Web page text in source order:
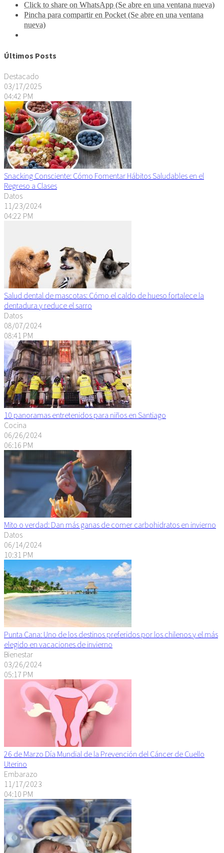
Click to share on WhatsApp (Se abre en una ventana nueva)
Pincha para compartir en Pocket (Se abre en una ventana
nueva)
Últimos Posts
Destacado
03/17/2025
04:42 PM
Snacking Consciente: Cómo Fomentar Hábitos Saludables en el
Regreso a Clases
Datos
11/23/2024
04:22 PM
Salud dental de mascotas: Cómo el caldo de hueso fortalece la
dentadura y reduce el sarro
Datos
08/07/2024
08:41 PM
10 panoramas entretenidos para niños en Santiago
Cocina
06/26/2024
06:16 PM
Mito o verdad: Dan más ganas de comer carbohidratos en invierno
Datos
06/14/2024
10:31 PM
Punta Cana: Uno de los destinos preferidos por los chilenos y el más
elegido en vacaciones de invierno
Bienestar
03/26/2024
05:17 PM
26 de Marzo Día Mundial de la Prevención del Cáncer de Cuello
Uterino
Embarazo
11/17/2023
04:10 PM